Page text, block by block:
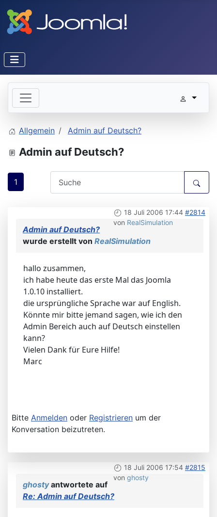
Allgemein Admin auf Deutsch?
Admin auf Deutsch?
1
18 Juli 2006 17:44 #2814
von RealSimulation
Admin auf Deutsch?
wurde erstellt von RealSimulation
hallo zusammen,
ich habe heute das erste Mal das Joomla
1.0.10 installiert.
die ursprüngliche Sprache war auf English.
Könnte mir bitte jemand sagen, wie ich den
Admin Bereich auch auf Deutsch einstellen
kann?
Vielen Dank für Eure Hilfe!
Marc
Bitte Anmelden oder Registrieren um der
Konversation beizutreten.
18 Juli 2006 17:54 #2815
von ghosty
ghostyantwortete auf
Re: Admin auf Deutsch?